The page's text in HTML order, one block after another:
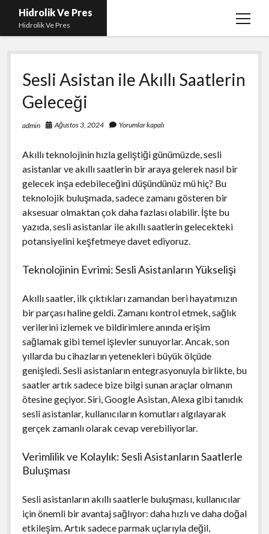
Hidrolik Ve Pres
Hidrolik Ve Pres
menüyü
Sesli Asistan ile Akıllı Saatlerin
Geleceği
admin Ağustos 3, 2024 Yorumlar kapalı
Akıllı teknolojinin hızla geliştiği günümüzde, sesli
asistanlar ve akıllı saatlerin bir araya gelerek nasıl bir
gelecek inşa edebileceğini düşündünüz mü hiç? Bu
teknolojik buluşmada, sadece zamanı gösteren bir
aksesuar olmaktan çok daha fazlası olabilir. İşte bu
yazıda, sesli asistanlar ile akıllı saatlerin gelecekteki
potansiyelini keşfetmeye davet ediyoruz.
Teknolojinin Evrimi: Sesli Asistanların Yükselişi
Akıllı saatler, ilk çıktıkları zamandan beri hayatımızın
bir parçası haline geldi. Zamanı kontrol etmek, sağlık
verilerini izlemek ve bildirimlere anında erişim
sağlamak gibi temel işlevler sunuyorlar. Ancak, son
yıllarda bu cihazların yetenekleri büyük ölçüde
genişledi. Sesli asistanların entegrasyonuyla birlikte, bu
saatler artık sadece bize bilgi sunan araçlar olmanın
ötesine geçiyor. Siri, Google Asistan, Alexa gibi tanıdık
sesli asistanlar, kullanıcıların komutları algılayarak
gerçek zamanlı olarak cevap verebiliyorlar.
Verimlilik ve Kolaylık: Sesli Asistanların Saatlerle
Buluşması
Sesli asistanların akıllı saatlerle buluşması, kullanıcılar
için önemli bir avantaj sağlıyor: daha hızlı ve daha doğal
etkileşim. Artık sadece parmak uçlarıyla değil,